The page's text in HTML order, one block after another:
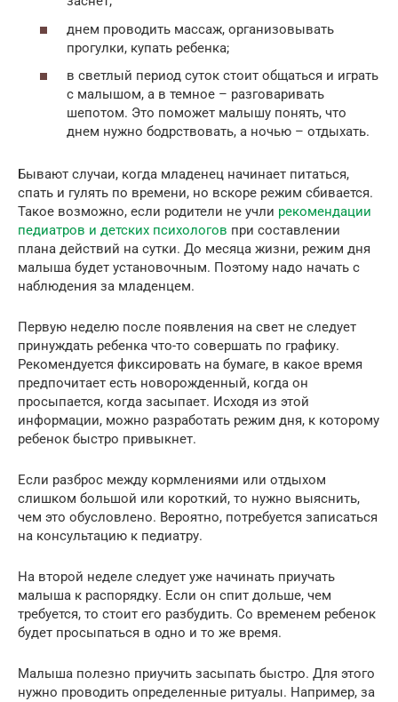
днем проводить массаж, организовывать
прогулки, купать ребенка;
в светлый период суток стоит общаться и играть
с малышом, а в темное – разговаривать
шепотом. Это поможет малышу понять, что
днем нужно бодрствовать, а ночью – отдыхать.
Бывают случаи, когда младенец начинает питаться,
спать и гулять по времени, но вскоре режим сбивается.
Такое возможно, если родители не учли рекомендации
педиатров и детских психологов при составлении
плана действий на сутки. До месяца жизни, режим дня
малыша будет установочным. Поэтому надо начать с
наблюдения за младенцем.
Первую неделю после появления на свет не следует
принуждать ребенка что-то совершать по графику.
Рекомендуется фиксировать на бумаге, в какое время
предпочитает есть новорожденный, когда он
просыпается, когда засыпает. Исходя из этой
информации, можно разработать режим дня, к которому
ребенок быстро привыкнет.
Если разброс между кормлениями или отдыхом
слишком большой или короткий, то нужно выяснить,
чем это обусловлено. Вероятно, потребуется записаться
на консультацию к педиатру.
На второй неделе следует уже начинать приучать
малыша к распорядку. Если он спит дольше, чем
требуется, то стоит его разбудить. Со временем ребенок
будет просыпаться в одно и то же время.
Малыша полезно приучить засыпать быстро. Для этого
нужно проводить определенные ритуалы. Например, за